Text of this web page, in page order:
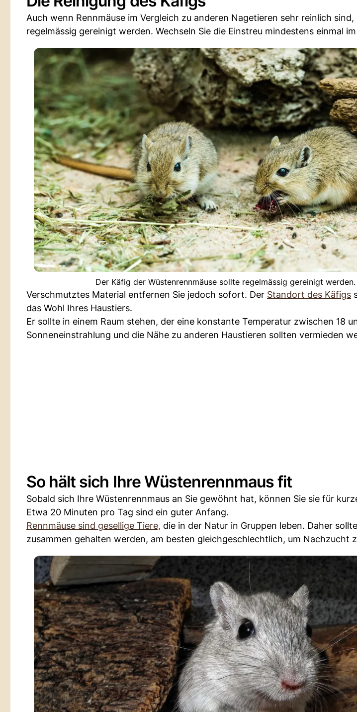
Auch wenn Rennmäuse im Vergleich zu anderen Nagetieren sehr reinlich
regelmässig gereinigt werden. Wechseln Sie die Einstreu mindestens einmal
Der Käfig der Wüstenrennmäuse sollte regelmässig gereinigt
Verschmutztes Material entfernen Sie jedoch sofort. Der Standort des Käfigs
das Wohl Ihres Haustiers.
Er sollte in einem Raum stehen, der eine konstante Temperatur zwischen 18
Sonneneinstrahlung und die Nähe zu anderen Haustieren sollten vermieden
So hält sich Ihre Wüstenrennmaus fit
Sobald sich Ihre Wüstenrennmaus an Sie gewöhnt hat, können Sie sie für
Etwa 20 Minuten pro Tag sind ein guter Anfang.
Rennmäuse sind gesellige Tiere, die in der Natur in Gruppen leben. Daher
zusammen gehalten werden, am besten gleichgeschlechtlich, um Nachzucht